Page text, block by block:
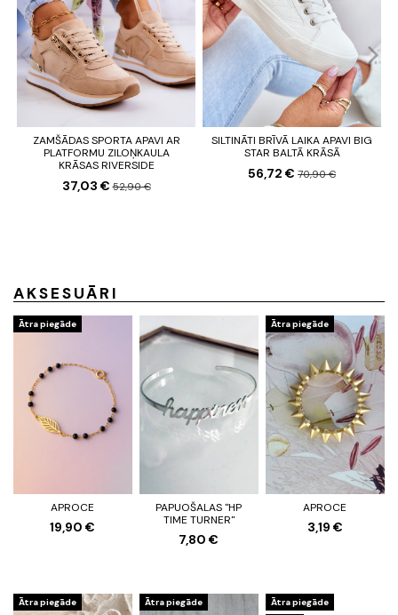
ZAMŠĀDAS SPORTA APAVI AR
PLATFORMU ZILOŅKAULA
KRĀSAS RIVERSIDE
37,03 €52,90 €
SILTINĀTI BRĪVĀ LAIKA APAVI BIG
STAR BALTĀ KRĀSĀ
56,72 € 70,90 €
AKSESUĀRI
Ātra piegāde
APROCE
19,90 €
PAPUOŠALAS "HP
TIME TURNER"
7,80 €
Ātra piegāde
APROCE
3,19 €
Ātra piegāde Ātra piegāde
Ātra piegāde